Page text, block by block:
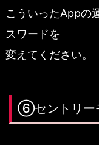
こういったAppの
スワードを
変えてください。
⑥セントリー